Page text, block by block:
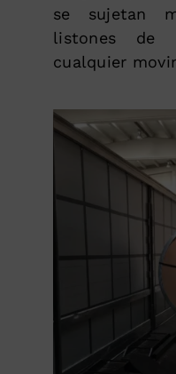
se sujetan
listones de
cualquier